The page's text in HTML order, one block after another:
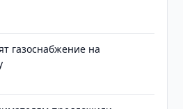
газоснабжение на